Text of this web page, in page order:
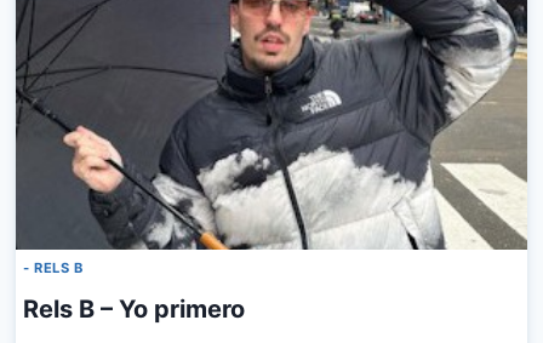
- RELS B
Rels B – Yo primero